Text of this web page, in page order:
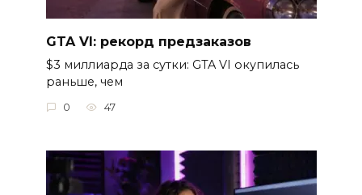
GTA VI: рекорд предзаказов
$3 миллиарда за сутки: GTA VI окупилась
раньше, чем
0 47